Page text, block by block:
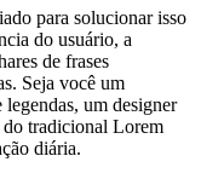
para solucionar isso
do usuário, a
de frases
Seja você um
um designer
tradicional Lorem
diária.